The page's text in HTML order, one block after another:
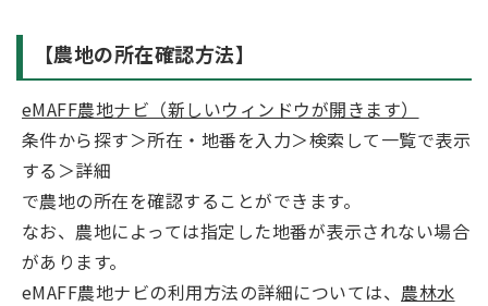
【農地の所在確認方法】
eMAFF農地ナビ（新しいウィンドウが開きます）
条件から探す＞所在・地番を入力＞検索して一覧で表示
する＞詳細
で農地の所在を確認することができます。
なお、農地によっては指定した地番が表示されない場合
があります。
eMAFF農地ナビの利用方法の詳細については、 農林水